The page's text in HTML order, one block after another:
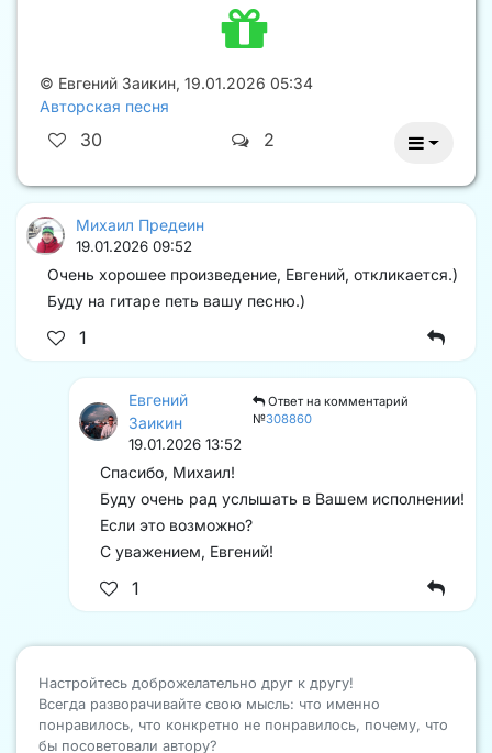
© Евгений Заикин, 19.01.2026 05:34
Авторская песня
30 2
Михаил Предеин
19.01.2026 09:52
Очень хорошее произведение, Евгений, откликается.)
Буду на гитаре петь вашу песню.)
1
Евгений
Заикин
Ответ на комментарий
№308860
19.01.2026 13:52
Спасибо, Михаил!
Буду очень рад услышать в Вашем исполнении!
Если это возможно?
С уважением, Евгений!
1
Настройтесь доброжелательно друг к другу!
Всегда разворачивайте свою мысль: что именно
понравилось, что конкретно не понравилось, почему, что
бы посоветовали автору?